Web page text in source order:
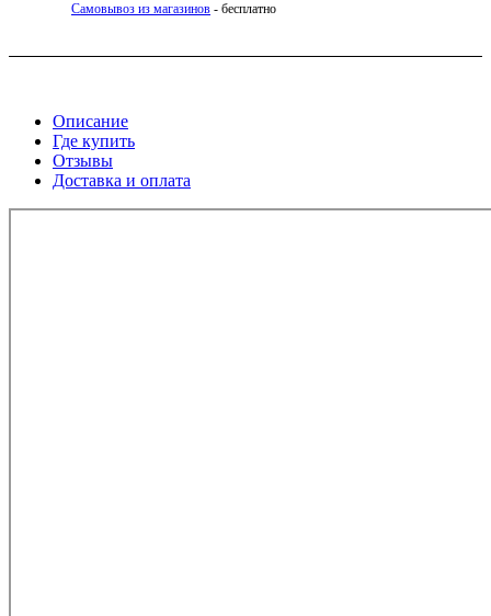
Самовывоз из магазинов - бесплатно
Описание
Где купить
Отзывы
Доставка и оплата